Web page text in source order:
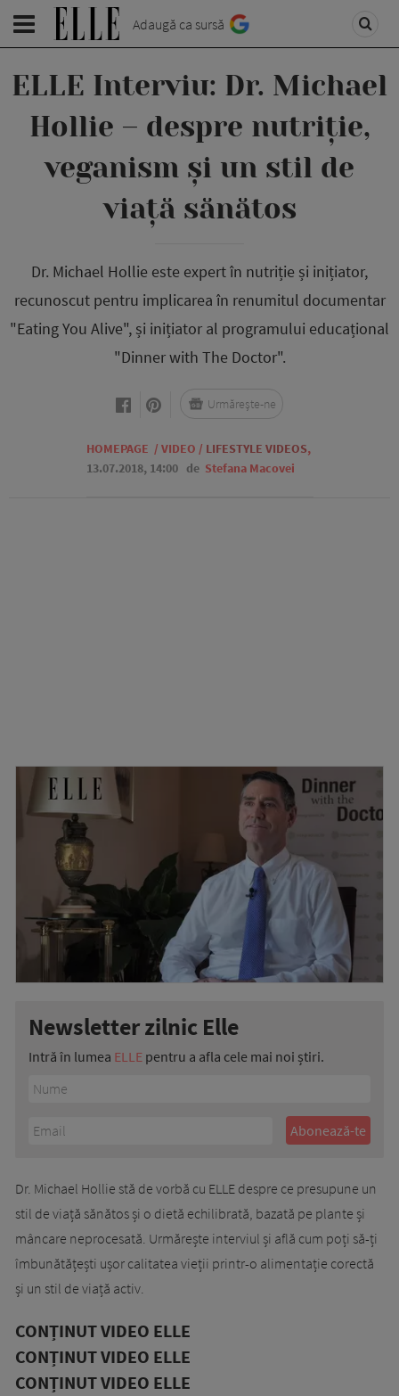
Adaugă ca sursă
ELLE Interviu: Dr. Michael
Hollie – despre nutriție,
veganism și un stil de
viață sănătos
Dr. Michael Hollie este expert în nutriție și inițiator,
recunoscut pentru implicarea în renumitul documentar
"Eating You Alive", și inițiator al programului educațional
"Dinner with The Doctor".
HOMEPAGE / VIDEO / LIFESTYLE VIDEOS,
13.07.2018, 14:00 de Stefana Macovei
Urmărește-ne
Newsletter zilnic Elle
Intră în lumea ELLE pentru a afla cele mai noi știri.
Dr. Michael Hollie stă de vorbă cu ELLE despre ce presupune un
stil de viață sănătos și o dietă echilibrată, bazată pe plante și
mâncare neprocesată. Urmărește interviul și află cum poți să-ți
îmbunătățești ușor calitatea vieții printr-o alimentație corectă
și un stil de viață activ.
CONȚINUT VIDEO ELLE
CONȚINUT VIDEO ELLE
CONȚINUT VIDEO ELLE